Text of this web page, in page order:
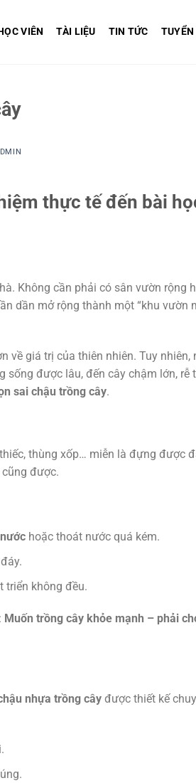
VIÊN TÀI LIỆU TIN TỨC TUYỂN
thực tế đến bài
Không cần phải có sân vườn rộng
dần mở rộng thành một “khu vườn
về giá trị của thiên nhiên. Tuy nhiên,
được lâu, đến cây chậm lớn, rễ
sai chậu trồng cây.
thùng xốp… miễn là đựng được
được.
hoặc thoát nước quá kém.
triển không đều.
Muốn trồng cây khỏe mạnh – phải
nhựa trồng cây được thiết kế